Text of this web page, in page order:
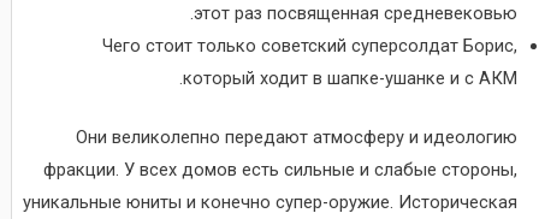
этот раз посвященная средневековью.
Чего стоит только советский суперсолдат Борис,
который ходит в шапке-ушанке и с АКМ.
Они великолепно передают атмосферу и идеологию
фракции. У всех домов есть сильные и слабые стороны,
уникальные юниты и конечно супер-оружие. Историческая